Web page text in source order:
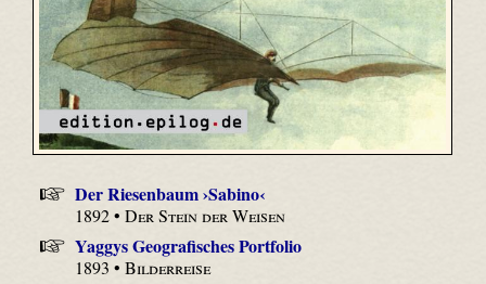
Der Riesenbaum ›Sabino‹
1892 •Der Stein der Weisen
Yaggys Geografisches Portfolio
1893 •Bilderreise